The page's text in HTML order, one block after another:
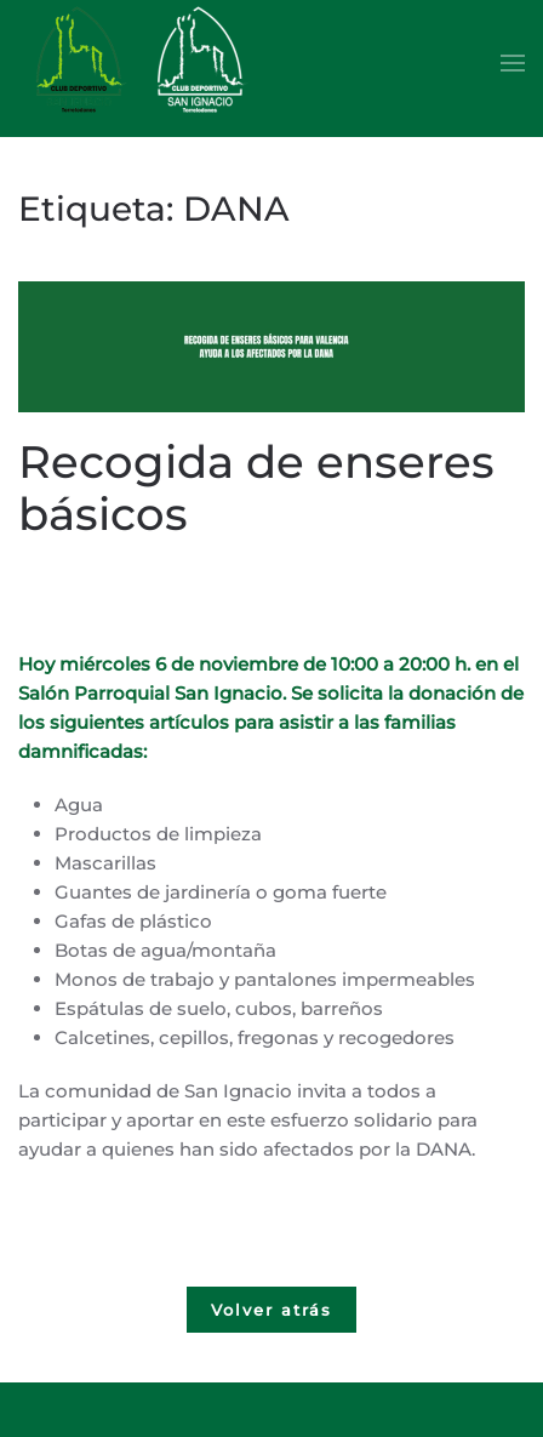
Skip to main content
Etiqueta: DANA
Recogida de enseres
básicos
Hoy miércoles 6 de noviembre de 10:00 a 20:00 h. en el
Salón Parroquial San Ignacio. Se solicita la donación de
los siguientes artículos para asistir a las familias
damnificadas:
Agua
Productos de limpieza
Mascarillas
Guantes de jardinería o goma fuerte
Gafas de plástico
Botas de agua/montaña
Monos de trabajo y pantalones impermeables
Espátulas de suelo, cubos, barreños
Calcetines, cepillos, fregonas y recogedores
La comunidad de San Ignacio invita a todos a
participar y aportar en este esfuerzo solidario para
ayudar a quienes han sido afectados por la DANA.
Volver atrás